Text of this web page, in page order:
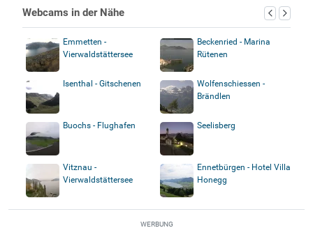
Webcams in der Nähe
Emmetten -
Vierwaldstättersee
Beckenried - Marina
Rütenen
Isenthal - Gitschenen
Wolfenschiessen -
Brändlen
Buochs - Flughafen Seelisberg
Vitznau -
Vierwaldstättersee
Ennetbürgen - Hotel Villa
Honegg
WERBUNG